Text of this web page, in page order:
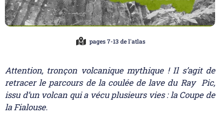
pages 7-13 de l'atlas
Attention, tronçon volcanique mythique ! Il s’agit de
retracer le parcours de la coulée de lave du Ray Pic,
issu d’un volcan qui a vécu plusieurs vies : la Coupe de
la Fialouse.